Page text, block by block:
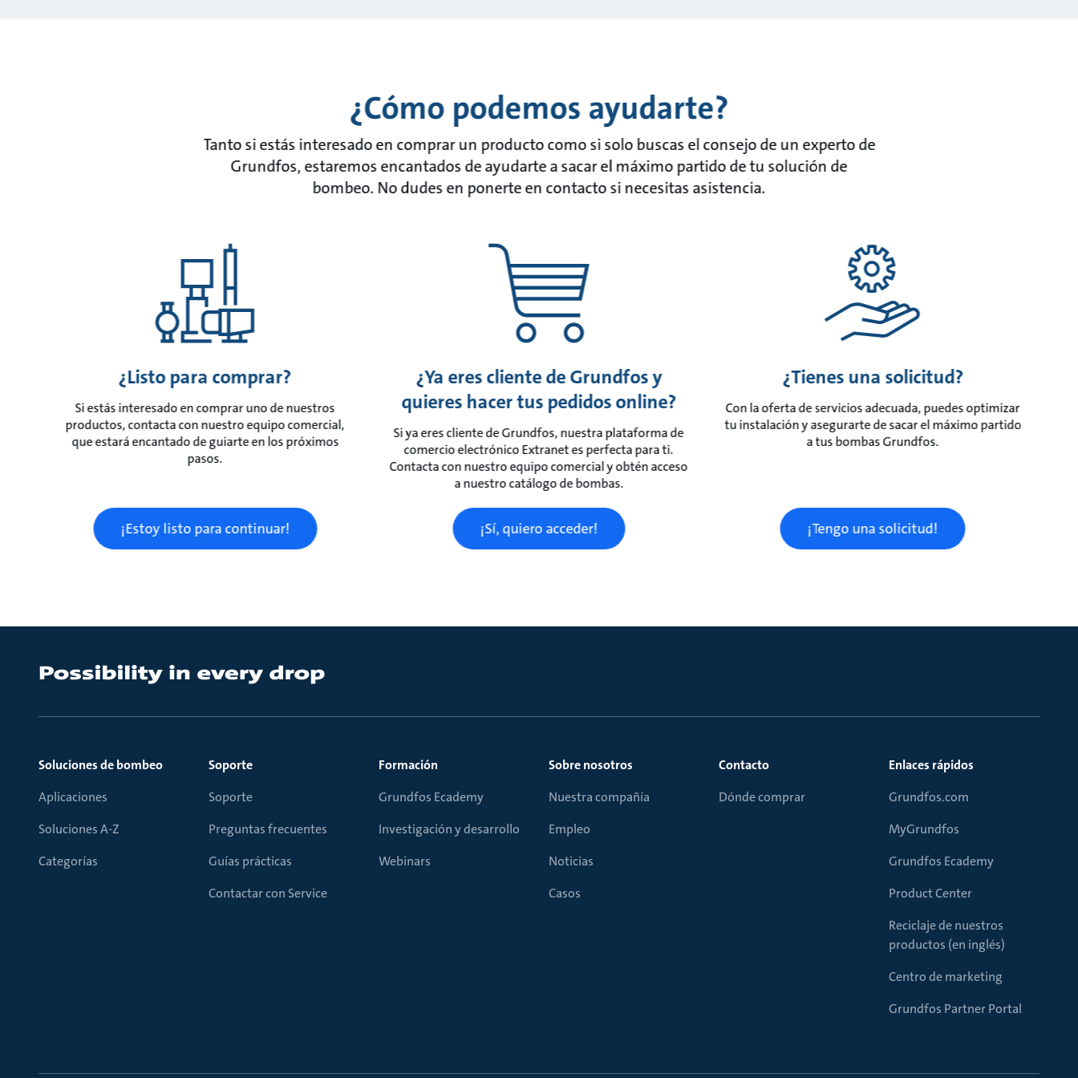
¿Cómo podemos ayudarte?
Tanto si estás interesado en comprar un producto como si solo buscas el consejo de un experto de
Grundfos, estaremos encantados de ayudarte a sacar el máximo partido de tu solución de
bombeo. No dudes en ponerte en contacto si necesitas asistencia.
¿Listo para comprar?
Si estás interesado en comprar uno de nuestros
productos, contacta con nuestro equipo comercial,
que estará encantado de guiarte en los próximos
pasos.
¡Estoy listo para continuar!
¿Ya eres cliente de Grundfos y
quieres hacer tus pedidos online?
Si ya eres cliente de Grundfos, nuestra plataforma de
comercio electrónico Extranet es perfecta para ti.
Contacta con nuestro equipo comercial y obtén acceso
a nuestro catálogo de bombas.
¡Sí, quiero acceder!
¿Tienes una solicitud?
Con la oferta de servicios adecuada, puedes optimizar
tu instalación y asegurarte de sacar el máximo partido
a tus bombas Grundfos.
¡Tengo una solicitud!
Soluciones de bombeo
Aplicaciones
Soluciones A-Z
Categorías
Soporte
Soporte
Preguntas frecuentes
Guías prácticas
Contactar con Service
Formación
Grundfos Ecademy
Investigación y desarrollo
Webinars
Sobre nosotros
Nuestra compañía
Empleo
Noticias
Casos
Contacto
Dónde comprar
Enlaces rápidos
Grundfos.com
MyGrundfos
Grundfos Ecademy
Product Center
Reciclaje de nuestros
productos (en inglés)
Centro de marketing
Grundfos Partner Portal